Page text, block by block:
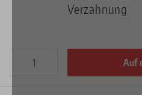
Verzahnung
Auf